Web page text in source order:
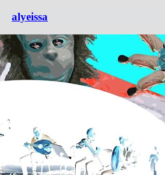
alyeissa